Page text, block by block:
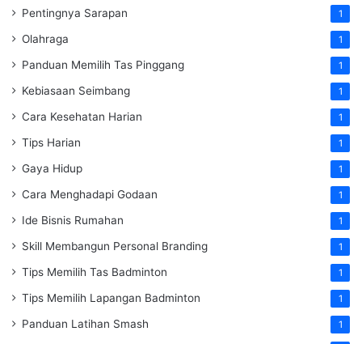
Pentingnya Sarapan 1
Olahraga 1
Panduan Memilih Tas Pinggang 1
Kebiasaan Seimbang 1
Cara Kesehatan Harian 1
Tips Harian 1
Gaya Hidup 1
Cara Menghadapi Godaan 1
Ide Bisnis Rumahan 1
Skill Membangun Personal Branding 1
Tips Memilih Tas Badminton 1
Tips Memilih Lapangan Badminton 1
Panduan Latihan Smash 1